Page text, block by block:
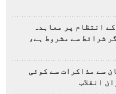
انتظام پر معاہدہ
شرائط سے مشروط ہے،
سے مذاکرات سے کوئی
انقلاب